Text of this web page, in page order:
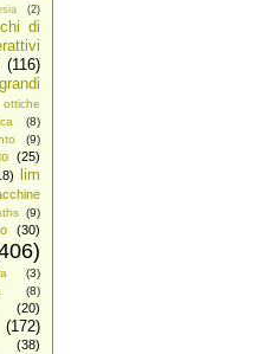
(2)
di
(116)
grandi
ottiche
(8)
(9)
(25)
lim
(9)
(30)
(3)
(8)
(20)
(172)
(38)